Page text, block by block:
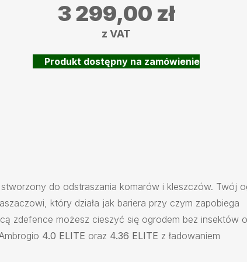
3 299,00 zł
z VAT
Produkt dostępny na zamówienie
do odstraszania komarów i kleszczów. Twój
który działa jak bariera przy czym zapobiega
zdefence możesz cieszyć się ogrodem bez insektów o
4.0 ELITE oraz 4.36 ELITE z ładowaniem